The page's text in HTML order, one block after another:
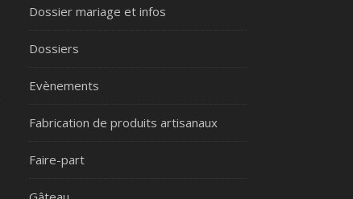
Dossier mariage et infos
Dossiers
Evènements
Fabrication de produits artisanaux
Faire-part